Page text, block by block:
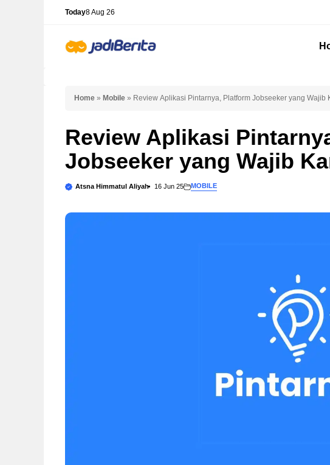
Today8 Aug 26
Home » Mobile » Review Aplikasi Pintarnya, Platform Jobseeker yang Wajib
Review Aplikasi
Jobseeker yang Wajib
Atsna Himmatul Aliyah 16 Jun 25 MOBILE